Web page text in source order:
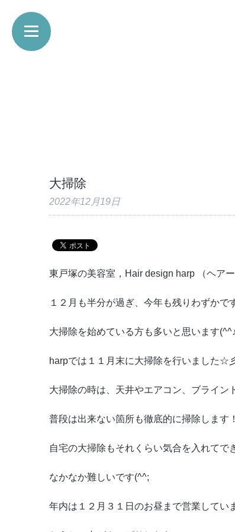
大掃除
2022年12月19日
東戸塚の美容室，Hair design harp （ヘア
１２月も半分が過ぎ、今年も残りわずかで
大掃除を始めている方も多いと思います
harpでは１１月末に大掃除を行いました☆
大掃除の時は、天井やエアコン、ブライン
普段は出来ない箇所も徹底的に掃除します！
自宅の大掃除もそれくらい気合を入れてで
なかなか難しいです(^^;
年内は１２月３１日のお昼まで営業してい